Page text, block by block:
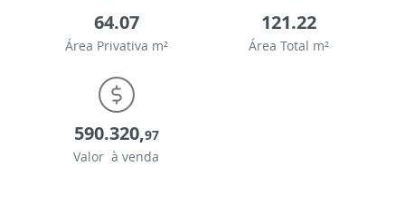
64.07
Área Privativa m²
121.22
Área Total m²
590.320,97
Valor à venda